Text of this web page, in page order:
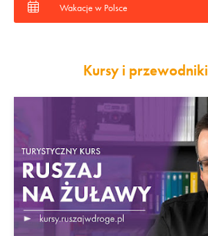
Wakacje w Polsce
Kursy i przewodniki